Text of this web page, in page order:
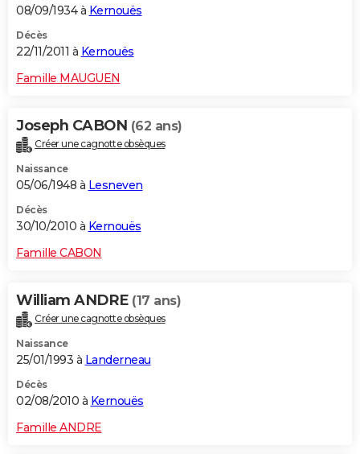
08/09/1934 à Kernouës
Décès
22/11/2011 à Kernouës
Famille MAUGUEN
Joseph CABON (62 ans)
Créer une cagnotte obsèques
Naissance
05/06/1948 à Lesneven
Décès
30/10/2010 à Kernouës
Famille CABON
William ANDRE (17 ans)
Créer une cagnotte obsèques
Naissance
25/01/1993 à Landerneau
Décès
02/08/2010 à Kernouës
Famille ANDRE